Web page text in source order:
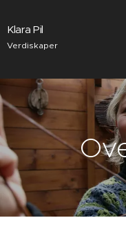
Klara Pil
Verdiskaper